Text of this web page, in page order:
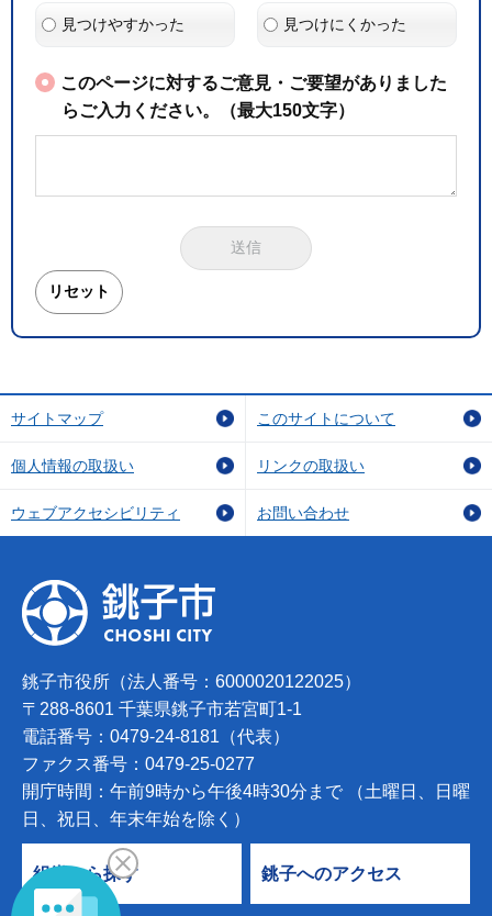
見つけやすかった 見つけにくかった
このページに対するご意見・ご要望がありました
らご入力ください。（最大150文字）
サイトマップ このサイトについて
個人情報の取扱い リンクの取扱い
ウェブアクセシビリティ お問い合わせ
銚子市役所（法人番号：6000020122025）
〒288-8601 千葉県銚子市若宮町1-1
電話番号：0479-24-8181（代表）
ファクス番号：0479-25-0277
開庁時間：午前9時から午後4時30分まで （土曜日、日曜
日、祝日、年末年始を除く）
組織から探す 銚子へのアクセス